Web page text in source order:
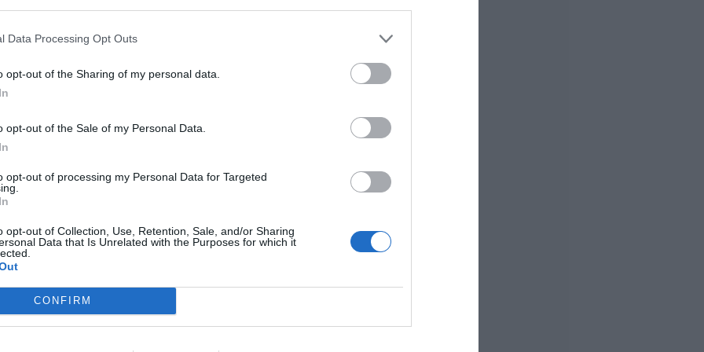
Data Processing Opt Outs
opt-out of the Sharing of my personal data.
opt-out of the Sale of my Personal Data.
opt-out of processing my Personal Data for Targeted
opt-out of Collection, Use, Retention, Sale, and/or Sharing
Data that Is Unrelated with the Purposes for which it
CONFIRM
CV-309 a su paso por
, según ha informado el Centro de
(CICU).
, alertando de la presencia de un
Hasta el lugar se ha movilizado una
aunque finalmente no ha sido posible
su fallecimiento.
Civilha informado de que, al parecer,
mismas fuentes relatan que